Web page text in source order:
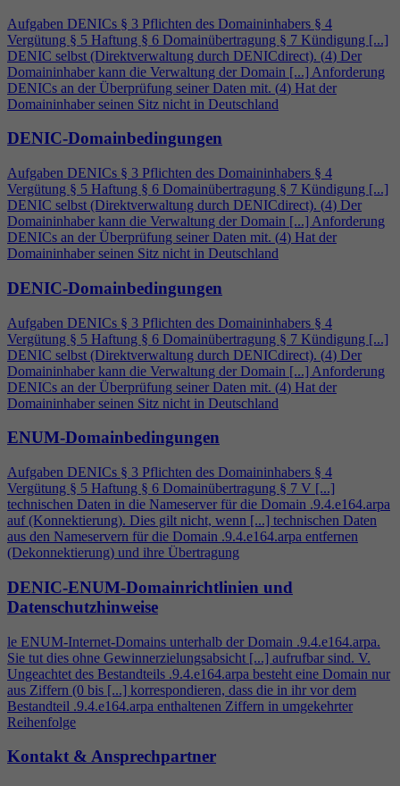
Aufgaben DENICs § 3 Pflichten des Domaininhabers § 4
Vergütung § 5 Haftung § 6 Domainübertragung § 7 Kündigung [...]
DENIC selbst (Direktverwaltung durch DENICdirect). (4) Der
Domaininhaber kann die Verwaltung der Domain [...] Anforderung
DENICs an der Überprüfung seiner Daten mit. (4) Hat der
Domaininhaber seinen Sitz nicht in Deutschland
DENIC-Domainbedingungen
Aufgaben DENICs § 3 Pflichten des Domaininhabers § 4
Vergütung § 5 Haftung § 6 Domainübertragung § 7 Kündigung [...]
DENIC selbst (Direktverwaltung durch DENICdirect). (4) Der
Domaininhaber kann die Verwaltung der Domain [...] Anforderung
DENICs an der Überprüfung seiner Daten mit. (4) Hat der
Domaininhaber seinen Sitz nicht in Deutschland
DENIC-Domainbedingungen
Aufgaben DENICs § 3 Pflichten des Domaininhabers § 4
Vergütung § 5 Haftung § 6 Domainübertragung § 7 Kündigung [...]
DENIC selbst (Direktverwaltung durch DENICdirect). (4) Der
Domaininhaber kann die Verwaltung der Domain [...] Anforderung
DENICs an der Überprüfung seiner Daten mit. (4) Hat der
Domaininhaber seinen Sitz nicht in Deutschland
ENUM-Domainbedingungen
Aufgaben DENICs § 3 Pflichten des Domaininhabers § 4
Vergütung § 5 Haftung § 6 Domainübertragung § 7 V [...]
technischen Daten in die Nameserver für die Domain .9.4.e164.arpa
auf (Konnektierung). Dies gilt nicht, wenn [...] technischen Daten
aus den Nameservern für die Domain .9.4.e164.arpa entfernen
(Dekonnektierung) und ihre Übertragung
DENIC-ENUM-Domainrichtlinien und
Datenschutzhinweise
le ENUM-Internet-Domains unterhalb der Domain .9.4.e164.arpa.
Sie tut dies ohne Gewinnerzielungsabsicht [...] aufrufbar sind. V.
Ungeachtet des Bestandteils .9.4.e164.arpa besteht eine Domain nur
aus Ziffern (0 bis [...] korrespondieren, dass die in ihr vor dem
Bestandteil .9.4.e164.arpa enthaltenen Ziffern in umgekehrter
Reihenfolge
Kontakt & Ansprechpartner